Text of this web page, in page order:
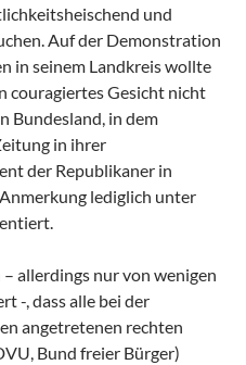
und
Auf der Demonstration
in seinem Landkreis wollte
couragiertes Gesicht nicht
Bundesland, in dem
in ihrer
der Republikaner in
lediglich unter
allerdings nur von wenigen
-, dass alle bei der
angetretenen rechten
Bund freier Bürger)